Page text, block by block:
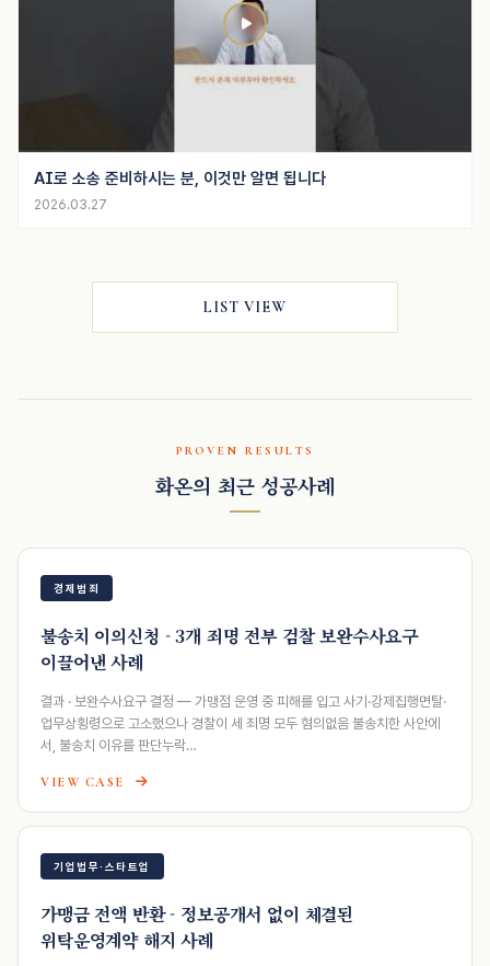
AI로 소송 준비하시는 분, 이것만 알면 됩니다
2026.03.27
LIST VIEW
PROVEN RESULTS
화온의 최근 성공사례
경제범죄
불송치 이의신청 - 3개 죄명 전부 검찰 보완수사요구
이끌어낸 사례
결과 · 보완수사요구 결정 — 가맹점 운영 중 피해를 입고 사기·강제집행면탈·
업무상횡령으로 고소했으나 경찰이 세 죄명 모두 혐의없음 불송치한 사안에
서, 불송치 이유를 판단누락…
VIEW CASE
기업법무·스타트업
가맹금 전액 반환 - 정보공개서 없이 체결된
위탁운영계약 해지 사례